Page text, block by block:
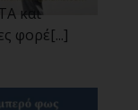
και
φορέ[...]